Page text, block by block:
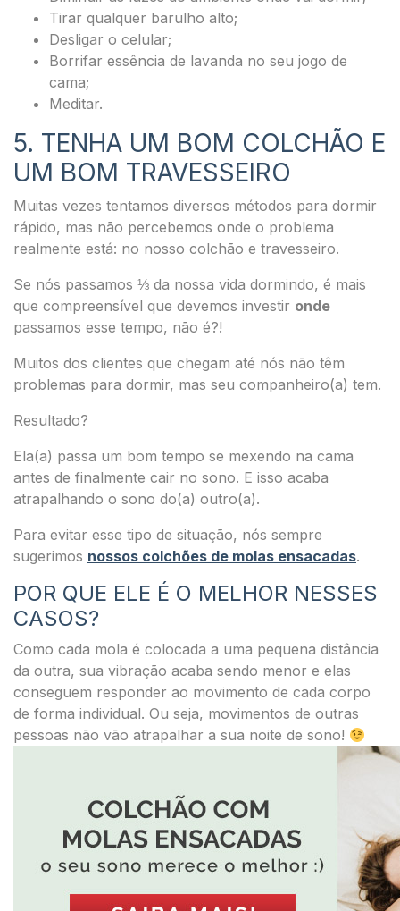
Tirar qualquer barulho alto;
Desligar o celular;
Borrifar essência de lavanda no seu jogo de
cama;
Meditar.
5. TENHA UM BOM COLCHÃO E
UM BOM TRAVESSEIRO
Muitas vezes tentamos diversos métodos para dormir
rápido, mas não percebemos onde o problema
realmente está: no nosso colchão e travesseiro.
Se nós passamos ⅓ da nossa vida dormindo, é mais
que compreensível que devemos investir onde
passamos esse tempo, não é?!
Muitos dos clientes que chegam até nós não têm
problemas para dormir, mas seu companheiro(a) tem.
Resultado?
Ela(a) passa um bom tempo se mexendo na cama
antes de finalmente cair no sono. E isso acaba
atrapalhando o sono do(a) outro(a).
Para evitar esse tipo de situação, nós sempre
sugerimos nossos colchões de molas ensacadas.
POR QUE ELE É O MELHOR NESSES
CASOS?
Como cada mola é colocada a uma pequena distância
da outra, sua vibração acaba sendo menor e elas
conseguem responder ao movimento de cada corpo
de forma individual. Ou seja, movimentos de outras
pessoas não vão atrapalhar a sua noite de sono!